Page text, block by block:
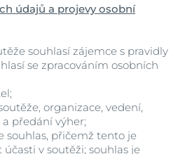
údajů a projevy osobní
souhlasí zájemce s pravidly
se zpracováním osobních
organizace, vedení,
předání výher;
souhlas, přičemž tento je
v soutěži; souhlas je